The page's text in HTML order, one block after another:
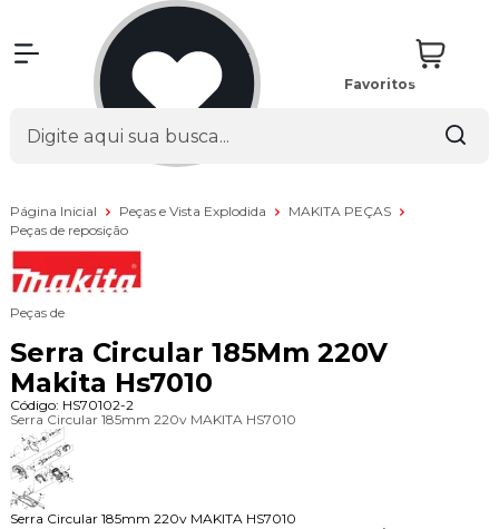
Favoritos
Página Inicial Peças e Vista Explodida
MAKITA PEÇAS
Peças de reposição
Peças de
Serra Circular 185Mm 220V
Makita Hs7010
Código: HS70102-2
Serra Circular 185mm 220v MAKITA HS7010
Serra Circular 185mm 220v MAKITA HS7010